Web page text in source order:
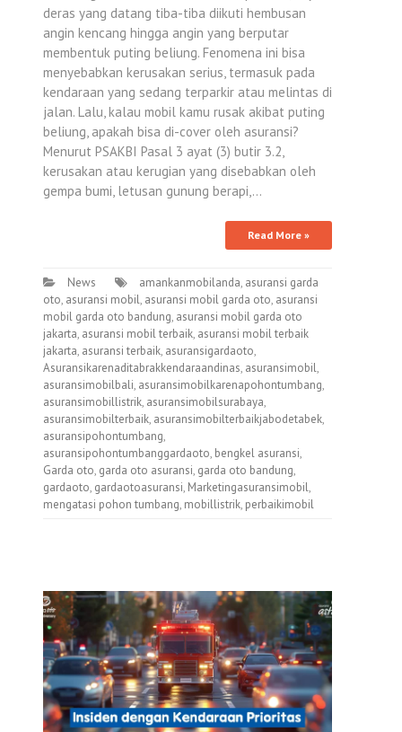
deras yang datang tiba-tiba diikuti hembusan
angin kencang hingga angin yang berputar
membentuk puting beliung. Fenomena ini bisa
menyebabkan kerusakan serius, termasuk pada
kendaraan yang sedang terparkir atau melintas di
jalan. Lalu, kalau mobil kamu rusak akibat puting
beliung, apakah bisa di-cover oleh asuransi?
Menurut PSAKBI Pasal 3 ayat (3) butir 3.2,
kerusakan atau kerugian yang disebabkan oleh
gempa bumi, letusan gunung berapi,…
Read More »
News amankanmobilanda, asuransi garda
oto, asuransi mobil, asuransi mobil garda oto, asuransi
mobil garda oto bandung, asuransi mobil garda oto
jakarta, asuransi mobil terbaik, asuransi mobil terbaik
jakarta, asuransi terbaik, asuransigardaoto,
Asuransikarenaditabrakkendaraandinas, asuransimobil,
asuransimobilbali, asuransimobilkarenapohontumbang,
asuransimobillistrik, asuransimobilsurabaya,
asuransimobilterbaik, asuransimobilterbaikjabodetabek,
asuransipohontumbang,
asuransipohontumbanggardaoto, bengkel asuransi,
Garda oto, garda oto asuransi, garda oto bandung,
gardaoto, gardaotoasuransi, Marketingasuransimobil,
mengatasi pohon tumbang, mobillistrik, perbaikimobil